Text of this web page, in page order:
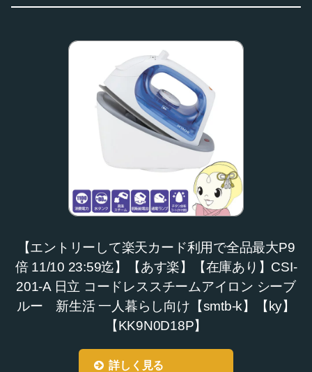
【エントリーして楽天カード利用で全品最大P9
倍 11/10 23:59迄】【あす楽】【在庫あり】CSI-
201-A 日立 コードレススチームアイロン シーブ
ルー 新生活 一人暮らし向け【smtb-k】【ky】
【KK9N0D18P】
詳しく見る